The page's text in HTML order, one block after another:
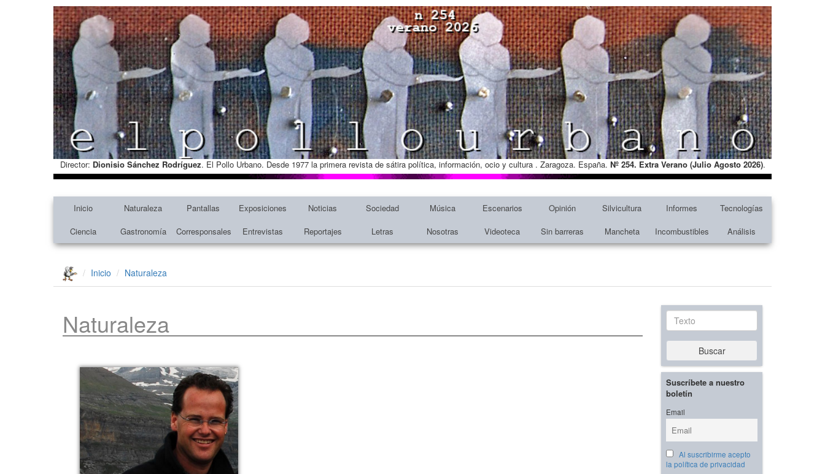
Director: Dionisio Sánchez Rodríguez. El Pollo Urbano. Desde 1977 la primera revista de sátira política, información, ocio y cultura . Zaragoza. España. Nº 254. Extra Verano (Julio Agosto 2026).
Inicio Naturaleza Pantallas Exposiciones Noticias Sociedad Música Escenarios Opinión Silvicultura Informes
Tecnologías
Ciencia
Gastronomía Corresponsales Entrevistas Reportajes Letras Nosotras Videoteca Sin barreras Mancheta Incombustibles Análisis
Inicio Naturaleza
Naturaleza Texto
Buscar
Suscríbete a nuestro
boletín
Email
Al suscribirme acepto
la política de privacidad